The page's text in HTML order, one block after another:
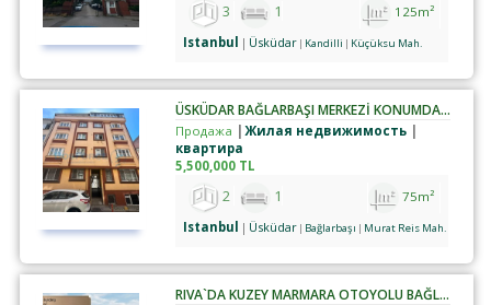
125m²
3 1
Istanbul Üsküdar Kandilli Küçüksu Mah.
ÜSKÜDAR BAĞLARBAŞI MERKEZİ KONUMDA SATILIK 2+1 DAİRE
Продажа
Жилая недвижимость
квартира
5,500,000 TL
75m²
2 1
Istanbul Üsküdar Bağlarbaşı Murat Reis Mah.
RIVA`DA KUZEY MARMARA OTOYOLU BAĞLANTILI İMARLI MÜSTAKIL ARSA